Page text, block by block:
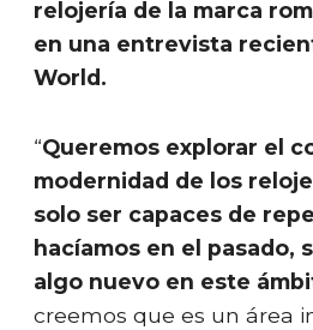
relojería de la marca
en una entrevista
World.
“Queremos explorar el
modernidad de los
solo ser capaces de
hacíamos en el pasado,
algo nuevo en este
creemos que es un área